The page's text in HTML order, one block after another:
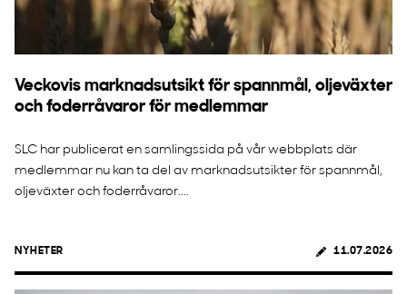
Veckovis marknadsutsikt för spannmål, oljeväxter
och foderråvaror för medlemmar
SLC har publicerat en samlingssida på vår webbplats där
medlemmar nu kan ta del av marknadsutsikter för spannmål,
oljeväxter och foderråvaror....
NYHETER 11.07.2026